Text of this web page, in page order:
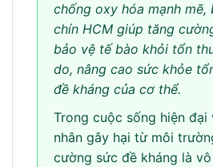
chống oxy hóa mạnh mẽ,
chín HCM giúp tăng
bảo vệ tế bào khỏi tổn
do, nâng cao sức khỏe
đề kháng của cơ thể.
Trong cuộc sống hiện đại
nhân gây hại từ môi
cường sức đề kháng là